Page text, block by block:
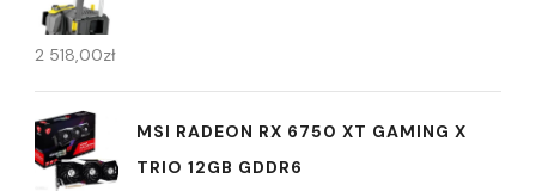
2 518,00zł
MSI RADEON RX 6750 XT GAMING X
TRIO 12GB GDDR6